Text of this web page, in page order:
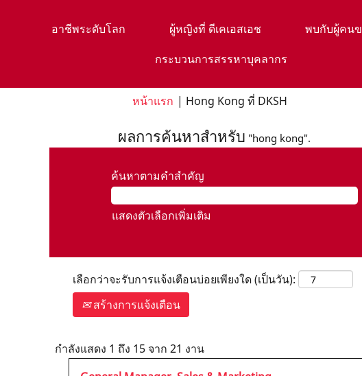
อาชีพระดับโลก ผู้หญิงที่ ดีเคเอสเอช
พบกับผู้คนข
กระบวนการสรรหาบุคลากร
หน้าแรก | Hong Kong ที่ DKSH
ผลการค้นหาสำหรับ "hong kong".
ค้นหาตามคำสำคัญ
แสดงตัวเลือกเพิ่มเติม
เลือกว่าจะรับการแจ้งเตือนบ่อยเพียงใด (เป็นวัน):
สร้างการแจ้งเตือน
กำลังแสดง 1 ถึง 15 จาก 21 งานผล
การ